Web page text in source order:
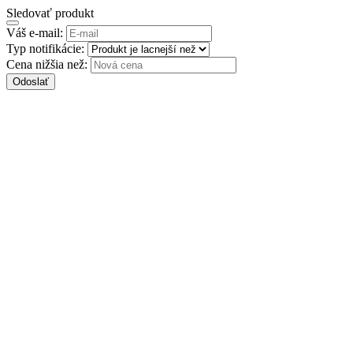
Sledovať produkt
Váš e-mail:
Typ notifikácie:
Cena nižšia než:
Odoslať